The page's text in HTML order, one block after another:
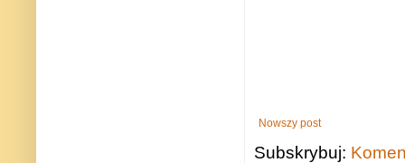
Nowszy post
Subskrybuj: